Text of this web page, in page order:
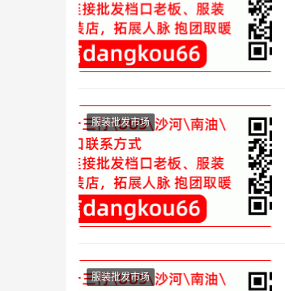
服装批发市场
服装批发市场